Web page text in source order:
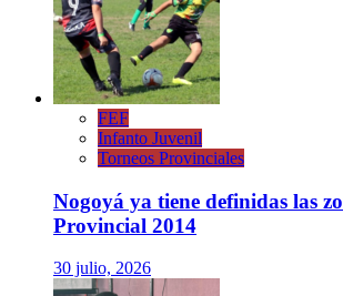
FEF
Infanto Juvenil
Torneos Provinciales
Nogoyá ya tiene definidas las
Provincial 2014
30 julio, 2026